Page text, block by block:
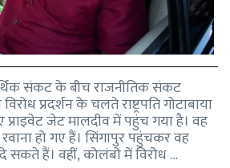
संकट के बीच राजनीतिक संकट
प्रदर्शन के चलते राष्ट्रपति गोटाबाया
जेट मालदीव में पहुंच गया है। वह
हो गए हैं। सिंगापुर पहुंचकर वह
दे सकते हैं। वहीं, कोलंबो में विरोध …